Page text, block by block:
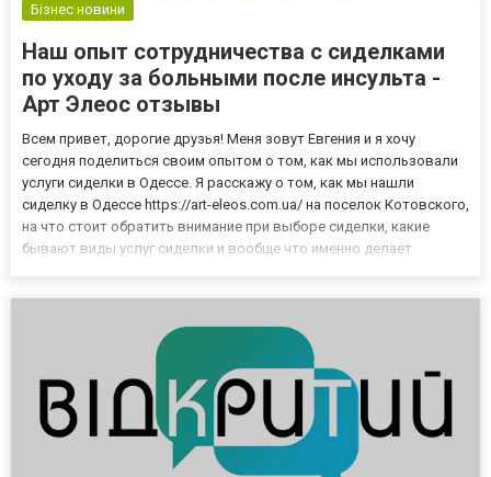
Бізнес новини
Наш опыт сотрудничества с сиделками
по уходу за больными после инсульта -
Арт Элеос отзывы
Всем привет, дорогие друзья! Меня зовут Евгения и я хочу
сегодня поделиться своим опытом о том, как мы использовали
услуги сиделки в Одессе. Я расскажу о том, как мы нашли
сиделку в Одессе https://art-eleos.com.ua/ на поселок Котовского,
на что стоит обратить внимание при выборе сиделки, какие
бывают виды услуг сиделки и вообще что именно делает